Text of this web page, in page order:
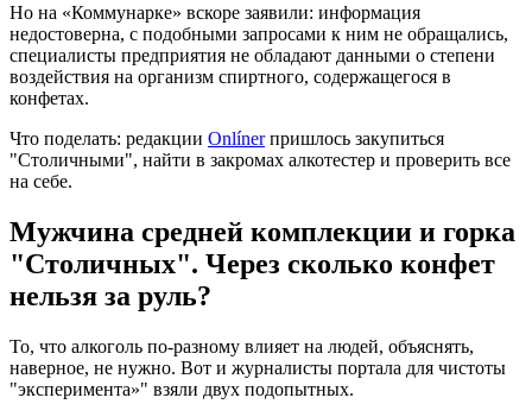
Но на «Коммунарке»‎ вскоре заявили: информация
недостоверна, с подобными запросами к ним не обращались,
специалисты предприятия не обладают данными о степени
воздействия на организм спиртного, содержащегося в
конфетах.
Что поделать: редакции Onlínerпришлось закупиться
"Столичными"‎, найти в закромах алкотестер и проверить все
на себе.
Мужчина средней комплекции и горка
"Столичных"‎. Через сколько конфет
нельзя за руль?
То, что алкоголь по-разному влияет на людей, объяснять,
наверное, не нужно. Вот и журналисты портала для чистоты
"эксперимента»" взяли двух подопытных.